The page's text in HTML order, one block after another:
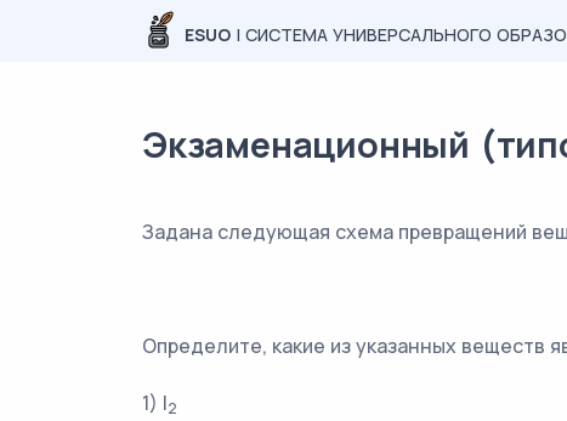
ESUO | СИСТЕМА УНИВЕРСАЛЬНОГО
Экзаменационный
Задана следующая схема превращений
Определите, какие из указанных веществ
1) I2